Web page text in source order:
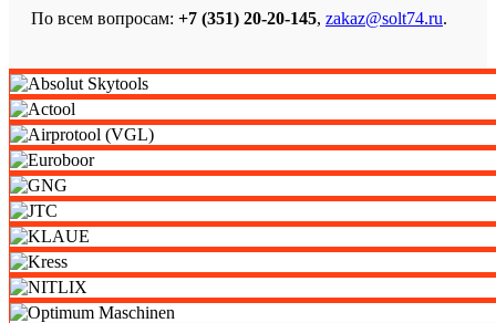
По всем вопросам: +7 (351) 20-20-145, zakaz@solt74.ru.